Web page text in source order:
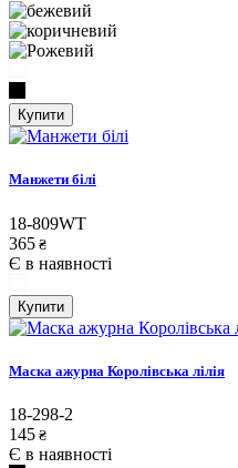
Купити
Манжети білі
18-809WT
365 ₴
Є в наявності
Купити
Маска ажурна Королівська лілія
18-298-2
145 ₴
Є в наявності